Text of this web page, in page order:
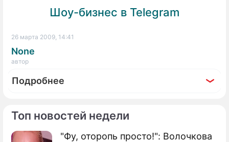
Топ новостей недели
"Фу, оторопь просто!": Волочкова
Шоу-бизнес в Telegram
26 марта 2009, 14:41
None
автор
Подробнее